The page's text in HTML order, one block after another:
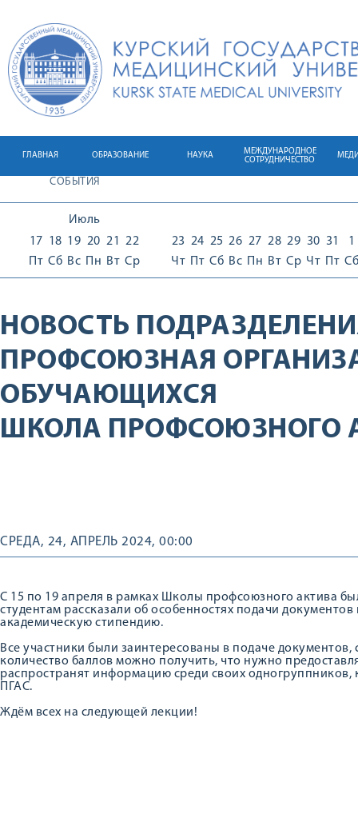
ГЛАВНАЯ ОБРАЗОВАНИЕ НАУКА
МЕЖДУНАРОДНОЕ
СОТРУДНИЧЕСТВО
СОБЫТИЯ
Июль
17
Пт
18
Сб
19
Вс
20
Пн
21
Вт
22
Ср
23
Чт
24
Пт
25
Сб
26
Вс
27
Пн
28
Вт
29
Ср
30
Чт
31
Пт
1
Сб
НОВОСТЬ
ПРОФСОЮЗНАЯ
ОБУЧАЮЩИХСЯ
ШКОЛА ПРОФСОЮЗНОГО
СРЕДА, 24, АПРЕЛЬ 2024, 00:00
С 15 по 19 апреля в рамках Школы профсоюзного актива
студентам рассказали об особенностях подачи
академическую стипендию.
Все участники были заинтересованы в подаче
количество баллов можно получить, что нужно
распространят информацию среди своих
ПГАС.
Ждём всех на следующей лекции!